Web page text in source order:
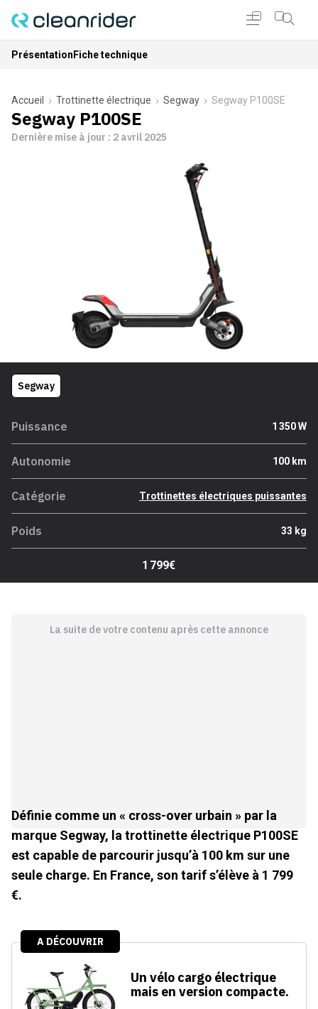
Présentation Fiche technique
Accueil Trottinette électrique Segway Segway P100SE
Segway P100SE
Dernière mise à jour : 2 avril 2025
Segway
Puissance 1 350 W
Autonomie 100 km
Catégorie Trottinettes électriques puissantes
Poids 33 kg
1 799€
La suite de votre contenu après cette annonce
Définie comme un « cross-over urbain » par la
marque Segway, la trottinette électrique P100SE
est capable de parcourir jusqu’à 100 km sur une
seule charge. En France, son tarif s’élève à 1 799
€.